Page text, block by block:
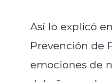
Así lo explicó
Prevención de
emociones de